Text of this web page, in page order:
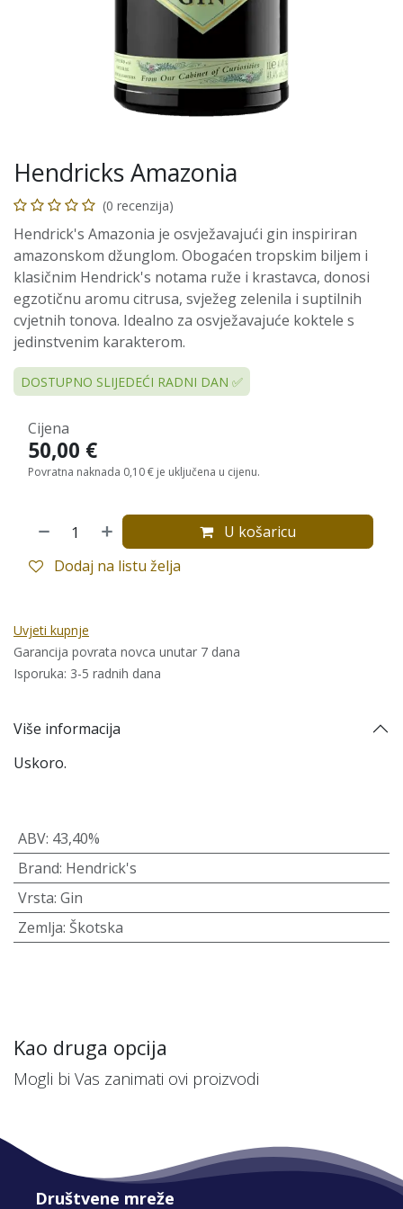
Hendricks Amazonia
(0 recenzija)
Hendrick's Amazonia je osvježavajući gin inspiriran
amazonskom džunglom. Obogaćen tropskim biljem i
klasičnim Hendrick's notama ruže i krastavca, donosi
egzotičnu aromu citrusa, svježeg zelenila i suptilnih
cvjetnih tonova. Idealno za osvježavajuće koktele s
jedinstvenim karakterom.
DOSTUPNO SLIJEDEĆI RADNI DAN ✅
U košaricu
Dodaj na listu želja
Cijena
50,00 €
Povratna naknada 0,10 € je uključena u cijenu.
Uvjeti kupnje
Garancija povrata novca unutar 7 dana
Isporuka: 3-5 radnih dana
Više informacija
Uskoro.
ABV: 43,40%
Brand: Hendrick's
Vrsta: Gin
Zemlja: Škotska
Kao druga opcija
Mogli bi Vas zanimati ovi proizvodi
Društvene mreže